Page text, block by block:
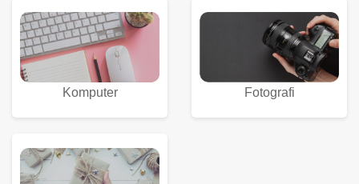
Komputer Fotografi